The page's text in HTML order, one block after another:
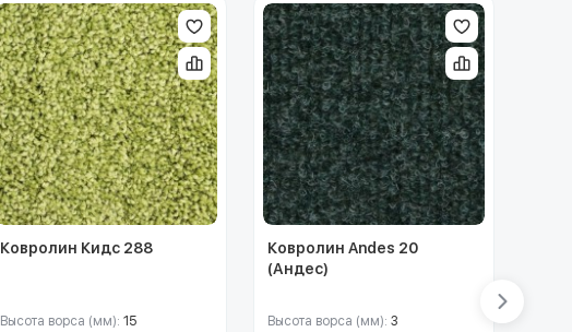
Ковролин Кидс 288
Высота ворса (мм): 15
Ковролин Andes 20
(Андес)
Высота ворса (мм): 3